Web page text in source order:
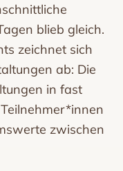
blieb gleich.
zeichnet sich
ab: Die
in fast
zwischen